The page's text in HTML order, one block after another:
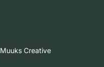
Muuks Creative